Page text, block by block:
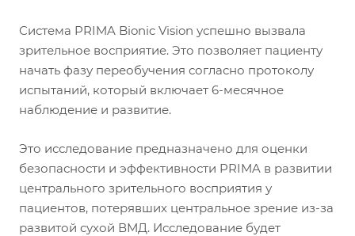
Система PRIMA Bionic Vision успешно вызвала
зрительное восприятие. Это позволяет пациенту
начать фазу переобучения согласно протоколу
испытаний, который включает 6-месячное
наблюдение и развитие.
Это исследование предназначено для оценки
безопасности и эффективности PRIMA в развитии
центрального зрительного восприятия у
пациентов, потерявших центральное зрение из-за
развитой сухой ВМД. Исследование будет